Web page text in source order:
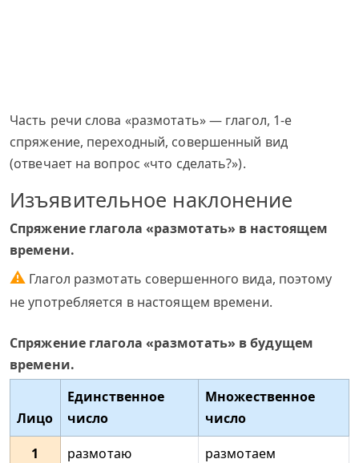
Часть речи слова «размотать» — глагол, 1-е
спряжение, переходный, совершенный вид
(отвечает на вопрос «что сделать?»).
Изъявительное наклонение
Спряжение глагола «размотать» в настоящем
времени.
⚠ Глагол размотать совершенного вида, поэтому
не употребляется в настоящем времени.
Спряжение глагола «размотать» в будущем
времени.
Лицо
Единственное
число
Множественное
число
1
размотаю размотаем